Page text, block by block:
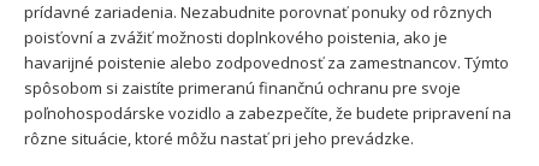
prídavné zariadenia. Nezabudnite porovnať ponuky od rôznych
poisťovní a zvážiť možnosti doplnkového poistenia, ako je
havarijné poistenie alebo zodpovednosť za zamestnancov. Týmto
spôsobom si zaistíte primeranú finančnú ochranu pre svoje
poľnohospodárske vozidlo a zabezpečíte, že budete pripravení na
rôzne situácie, ktoré môžu nastať pri jeho prevádzke.